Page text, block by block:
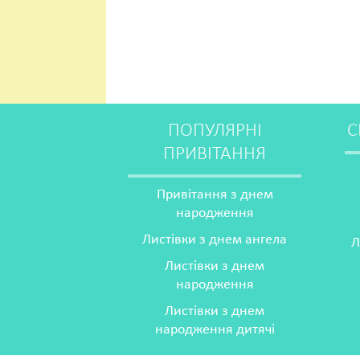
ПОПУЛЯРНІ
ПРИВІТАННЯ
Привітання з днем
народження
Листівки з днем ангела
Листівки з днем
народження
Листівки з днем
народження дитячі